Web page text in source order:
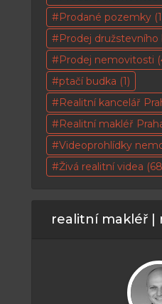
Prodané pozemky
Prodej družstevního
Prodej nemovitosti
ptačí budka (1)
Realitní kancelář
Realitní makléř
Videoprohlídky
Živá realitní videa
realitní makléř |